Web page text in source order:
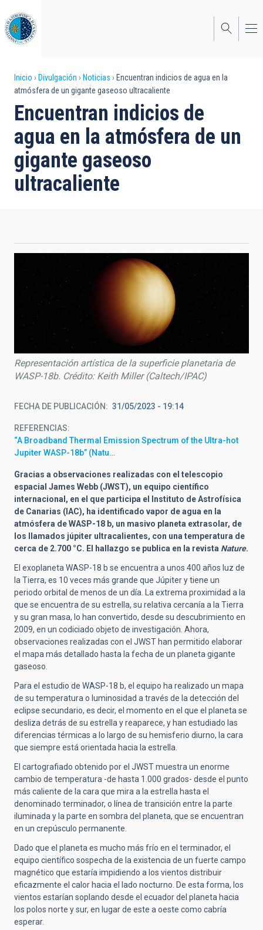
al
contenido
principal
Sobrescribir
enlaces
de
ayuda
a
la
Inicio Divulgación Noticias
Encuentran indicios de agua en la
atmósfera de un gigante gaseoso ultracaliente
Encuentran indicios de
agua en la atmósfera de un
gigante gaseoso
ultracaliente
Representación artística de la superficie planetaria de
WASP-18b. Crédito: Keith Miller (Caltech/IPAC)
FECHA DE PUBLICACIÓN 31/05/2023 - 19:14
REFERENCIAS
“A Broadband Thermal Emission Spectrum of the Ultra-hot
Jupiter WASP-18b” (Natu…
Gracias a observaciones realizadas con el telescopio
espacial James Webb (JWST), un equipo científico
internacional, en el que participa el Instituto de Astrofísica
de Canarias (IAC), ha identificado vapor de agua en la
atmósfera de WASP-18 b, un masivo planeta extrasolar, de
los llamados júpiter ultracalientes, con una temperatura de
cerca de 2.700 °C. El hallazgo se publica en la revista Nature.
El exoplaneta WASP-18 b se encuentra a unos 400 años luz de
la Tierra, es 10 veces más grande que Júpiter y tiene un
periodo orbital de menos de un día. La extrema proximidad a la
que se encuentra de su estrella, su relativa cercanía a la Tierra
y su gran masa, lo han convertido, desde su descubrimiento en
2009, en un codiciado objeto de investigación. Ahora,
observaciones realizadas con el JWST han permitido elaborar
el mapa más detallado hasta la fecha de un planeta gigante
gaseoso.
Para el estudio de WASP-18 b, el equipo ha realizado un mapa
de su temperatura o luminosidad a través de la detección del
eclipse secundario, es decir, el momento en el que el planeta se
desliza detrás de su estrella y reaparece, y han estudiado las
diferencias térmicas a lo largo de su hemisferio diurno, la cara
que siempre está orientada hacia la estrella.
El cartografiado obtenido por el JWST muestra un enorme
cambio de temperatura -de hasta 1.000 grados- desde el punto
más caliente de la cara que mira a la estrella hasta el
denominado terminador, o línea de transición entre la parte
iluminada y la parte en sombra del planeta, que se encuentran
en un crepúsculo permanente.
Dado que el planeta es mucho más frío en el terminador, el
equipo científico sospecha de la existencia de un fuerte campo
magnético que estaría impidiendo a los vientos distribuir
eficazmente el calor hacia el lado nocturno. De esta forma, los
vientos estarían soplando desde el ecuador del planeta hacia
los polos norte y sur, en lugar de este a oeste como cabría
esperar.